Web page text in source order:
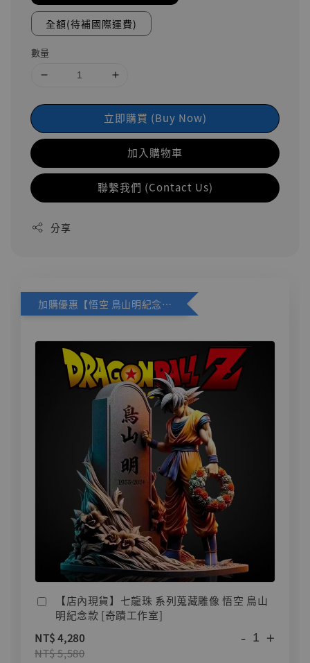
全額(待補國際運費)
數量
立即購買 (Buy Now)
加入購物車
聯繫我們 (Contact Us)
分享
加購優惠【悟空 鳥山明紀念款 [奇蹟工作室]】
【店內現貨】七龍珠 系列蒐藏雕像 悟空 鳥山
明紀念款 [奇蹟工作室]
NT$ 4,280
NT$ 5,580
- +